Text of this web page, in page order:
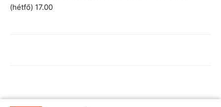
(hétfő) 17.00